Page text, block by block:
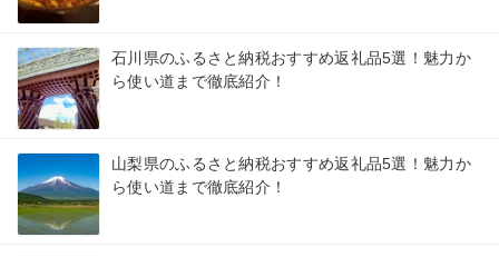
石川県のふるさと納税おすすめ返礼品5選！魅力か
ら使い道まで徹底紹介！
山梨県のふるさと納税おすすめ返礼品5選！魅力か
ら使い道まで徹底紹介！